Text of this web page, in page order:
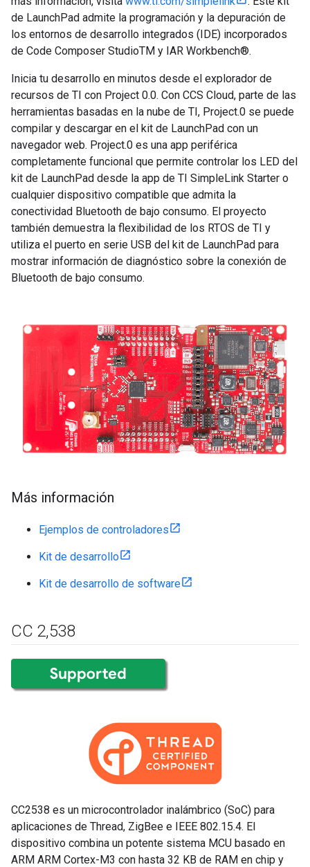
de LaunchPad admite la programación y la depuración de
los entornos de desarrollo integrados (IDE) incorporados
de Code Composer StudioTM y IAR Workbench®.
Inicia tu desarrollo en minutos desde el explorador de
recursos de TI con Project 0.0. Con CCS Cloud, parte de las
herramientas basadas en la nube de TI, Project.0 se puede
compilar y descargar en el kit de LaunchPad con un
navegador web. Project.0 es una app periférica
completamente funcional que permite controlar los LED del
kit de LaunchPad desde la app de TI SimpleLink Starter o
cualquier dispositivo compatible que admita la
conectividad Bluetooth de bajo consumo. El proyecto
también demuestra la flexibilidad de los RTOS de TI y
utiliza el puerto en serie USB del kit de LaunchPad para
mostrar información de diagnóstico sobre la conexión de
Bluetooth de bajo consumo.
Más información
Ejemplos de controladores
Kit de desarrollo
Kit de desarrollo de software
CC 2,538
CC2538 es un microcontrolador inalámbrico (SoC) para
aplicaciones de Thread, ZigBee e IEEE 802.15.4. El
dispositivo combina un potente sistema MCU basado en
ARM ARM Cortex-M3 con hasta 32 KB de RAM en chip y